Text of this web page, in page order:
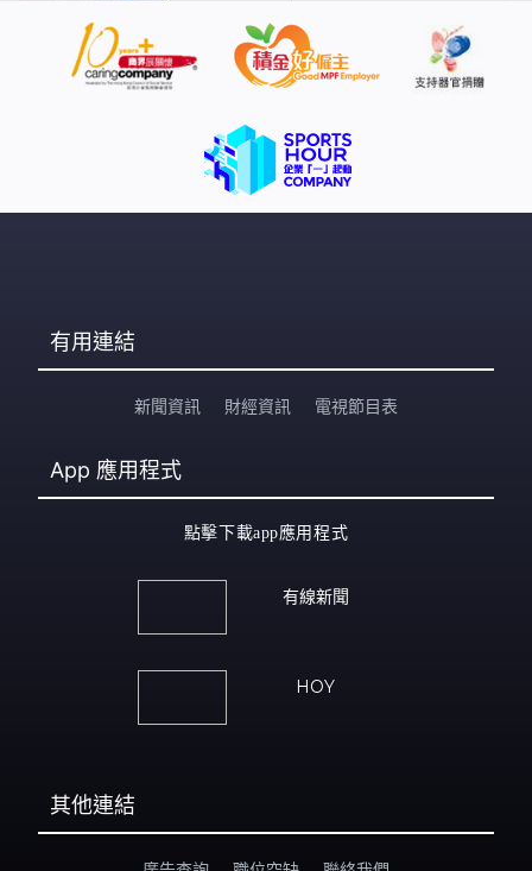
有用連結
新聞資訊 財經資訊 電視節目表
App 應用程式
點擊下載app應用程式
有線新聞
HOY
其他連結